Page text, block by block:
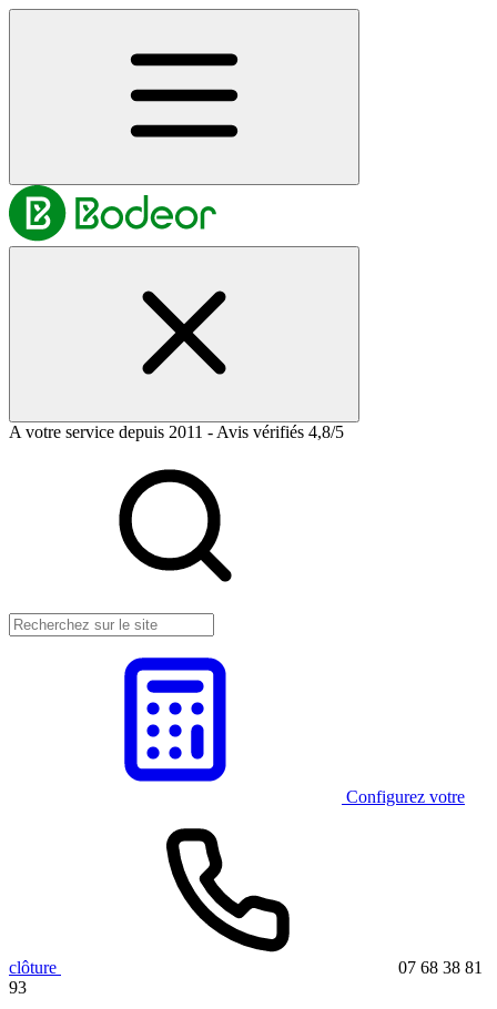
A votre service depuis 2011 - Avis vérifiés 4,8/5
Configurez votre
clôture
07 68 38 81
93